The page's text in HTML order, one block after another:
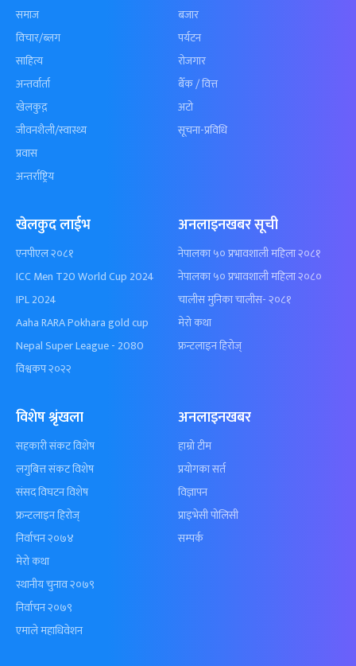
समाज
विचार/ब्लग
साहित्य
अन्तर्वार्ता
खेलकुद़़
जीवनशैली/स्वास्थ्य
प्रवास
अन्तर्राष्ट्रिय
बजार
पर्यटन
रोजगार
बैँक / वित्त
अटो
सूचना-प्रविधि
खेलकुद लाईभ
एनपीएल २०८१
ICC Men T20 World Cup 2024
IPL 2024
Aaha RARA Pokhara gold cup
Nepal Super League - 2080
विश्वकप २०२२
अनलाइनखबर सूची
नेपालका ५० प्रभावशाली महिला २०८१
नेपालका ५० प्रभावशाली महिला २०८०
चालीस मुनिका चालीस- २०८१
मेरो कथा
फ्रन्टलाइन हिरोज्
विशेष श्रृंखला
सहकारी संकट विशेष
लगुबित्त संकट विशेष
संसद विघटन विशेष
फ्रन्टलाइन हिरोज्
निर्वाचन २०७४
मेरो कथा
स्थानीय चुनाव २०७९
निर्वाचन २०७९
एमाले महाधिवेशन
अनलाइनखबर
हाम्रो टीम
प्रयोगका सर्त
विज्ञापन
प्राइभेसी पोलिसी
सम्पर्क